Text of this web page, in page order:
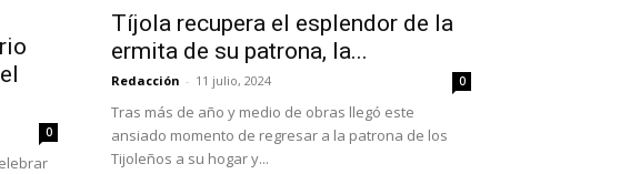
0
Tíjola recupera el esplendor de la
ermita de su patrona, la...
Redacción - 11 julio, 2024 0
Tras más de año y medio de obras llegó este
ansiado momento de regresar a la patrona de los
Tijoleños a su hogar y...